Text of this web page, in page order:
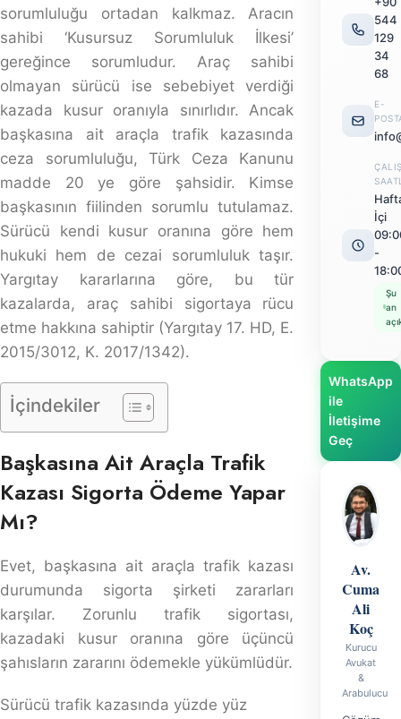
durumunda araç sahibinin sorumluluğu ortadan
kalkmaz. Aracın sahibi ‘Kusursuz Sorumluluk İlkesi’
gereğince sorumludur. Araç sahibi olmayan sürücü ise
sebebiyet verdiği kazada kusur oranıyla sınırlıdır. Ancak
başkasına ait araçla trafik kazasında ceza sorumluluğu,
Türk Ceza Kanunu madde 20 ye göre şahsidir. Kimse
başkasının fiilinden sorumlu tutulamaz. Sürücü kendi
kusur oranına göre hem hukuki hem de cezai
sorumluluk taşır. Yargıtay kararlarına göre, bu tür
kazalarda, araç sahibi sigortaya rücu etme hakkına
sahiptir (Yargıtay 17. HD, E. 2015/3012, K. 2017/1342).
İçindekiler
Başkasına Ait Araçla Trafik Kazası
Sigorta Ödeme Yapar Mı?
Evet, başkasına ait araçla trafik kazası durumunda
sigorta şirketi zararları karşılar. Zorunlu trafik sigortası,
kazadaki kusur oranına göre üçüncü şahısların zararını
ödemekle yükümlüdür.
Sürücü trafik kazasında yüzde yüz kusurlu ise karşı
tarafın sigortasından ödeme talep edemez. Trafik
sigortaları kaza tespit tutanaklarındaki kusur dağılımına
göre ödeme yapmaktadır. Kazada tamamen kusurlu
olan taraf ödeme talep edemez.
edebilmektedir. Trafik sigortası kusur oranına göre